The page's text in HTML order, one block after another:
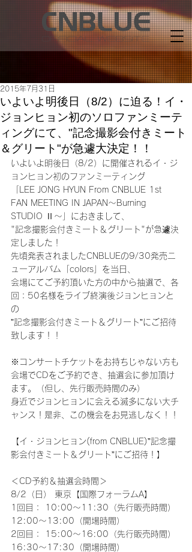
いよいよ明後日（8/2）に迫る！イ・
ジョンヒョン初のソロファンミーテ
ィングにて、"記念撮影会付きミート
＆グリート"が急遽大決定！！
2015年7月31日
いよいよ明後日（8/2）に開催されるイ・ジ
ョンヒョン初のファンミーティング
「LEE JONG HYUN From CNBLUE 1st
FAN MEETING IN JAPAN～Burning
STUDIO Ⅱ～」におきまして、
"記念撮影会付きミート＆グリート"が急遽決
定しました！
先頃発表されましたCNBLUEの9/30発売ニ
ューアルバム「colors」を当日、
会場にてご予約頂いた方の中から抽選で、各
回：50名様をライブ終演後ジョンヒョンと
の
”記念撮影会付きミート＆グリート”にご招待
致します！！
※コンサートチケットをお持ちじゃない方も
会場でCDをご予約でき、抽選会に参加頂け
ます。（但し、先行販売時間のみ）
身近でジョンヒョンに会える滅多にない大チ
ャンス！是非、この機会をお見逃しなく！！
【イ・ジョンヒョン(from CNBLUE)”記念撮
影会付きミート＆グリート”にご招待！】
＜CD予約＆抽選会時間＞
8/2（日） 東京【国際フォーラムA】
1回目： 10:00～11:30（先行販売時間）
12:00～13:00（開場時間）
2回目： 15:00～16:00（先行販売時間）
16:30～17:30（開場時間）